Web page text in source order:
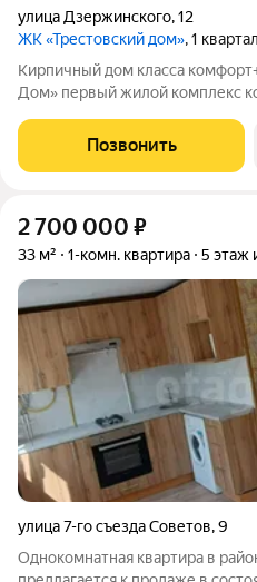
улица Дзержинского,12
ЖК «Трестовский дом», 1
Кирпичный дом класса
Дом» первый жилой комплекс комфорт класса в городе..
Кирпично-монолитный дом
теплым натуральным кирпичом
Позвонить
2 700 000 ₽
33 м² 1-комн. квартира 5 этаж
улица 7-го съезда Советов,9
Однокомнатная квартира в